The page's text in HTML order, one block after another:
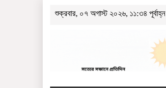
শুক্রবার, ০৭ অগাস্ট ২০২৬, ১১:৩৪ পূর্বাহ্ন